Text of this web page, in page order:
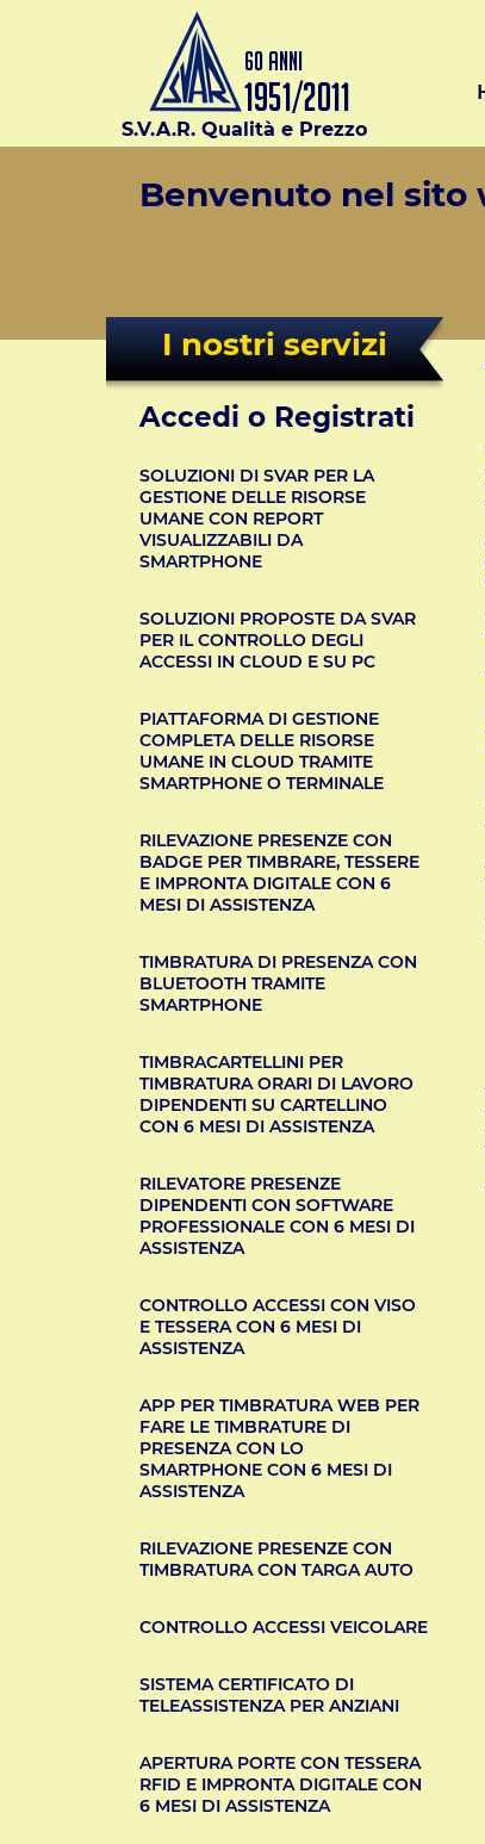
S.V.A.R. Qualità e Prezzo
Benvenuto nel sito
I nostri servizi
Accedi o Registrati
SOLUZIONI DI SVAR PER LA
GESTIONE DELLE RISORSE
UMANE CON REPORT
VISUALIZZABILI DA
SMARTPHONE
SOLUZIONI PROPOSTE DA SVAR
PER IL CONTROLLO DEGLI
ACCESSI IN CLOUD E SU PC
PIATTAFORMA DI GESTIONE
COMPLETA DELLE RISORSE
UMANE IN CLOUD TRAMITE
SMARTPHONE O TERMINALE
RILEVAZIONE PRESENZE CON
BADGE PER TIMBRARE, TESSERE
E IMPRONTA DIGITALE CON 6
MESI DI ASSISTENZA
TIMBRATURA DI PRESENZA CON
BLUETOOTH TRAMITE
SMARTPHONE
TIMBRACARTELLINI PER
TIMBRATURA ORARI DI LAVORO
DIPENDENTI SU CARTELLINO
CON 6 MESI DI ASSISTENZA
RILEVATORE PRESENZE
DIPENDENTI CON SOFTWARE
PROFESSIONALE CON 6 MESI DI
ASSISTENZA
CONTROLLO ACCESSI CON VISO
E TESSERA CON 6 MESI DI
ASSISTENZA
APP PER TIMBRATURA WEB PER
FARE LE TIMBRATURE DI
PRESENZA CON LO
SMARTPHONE CON 6 MESI DI
ASSISTENZA
RILEVAZIONE PRESENZE CON
TIMBRATURA CON TARGA AUTO
CONTROLLO ACCESSI VEICOLARE
SISTEMA CERTIFICATO DI
TELEASSISTENZA PER ANZIANI
APERTURA PORTE CON TESSERA
RFID E IMPRONTA DIGITALE CON
6 MESI DI ASSISTENZA